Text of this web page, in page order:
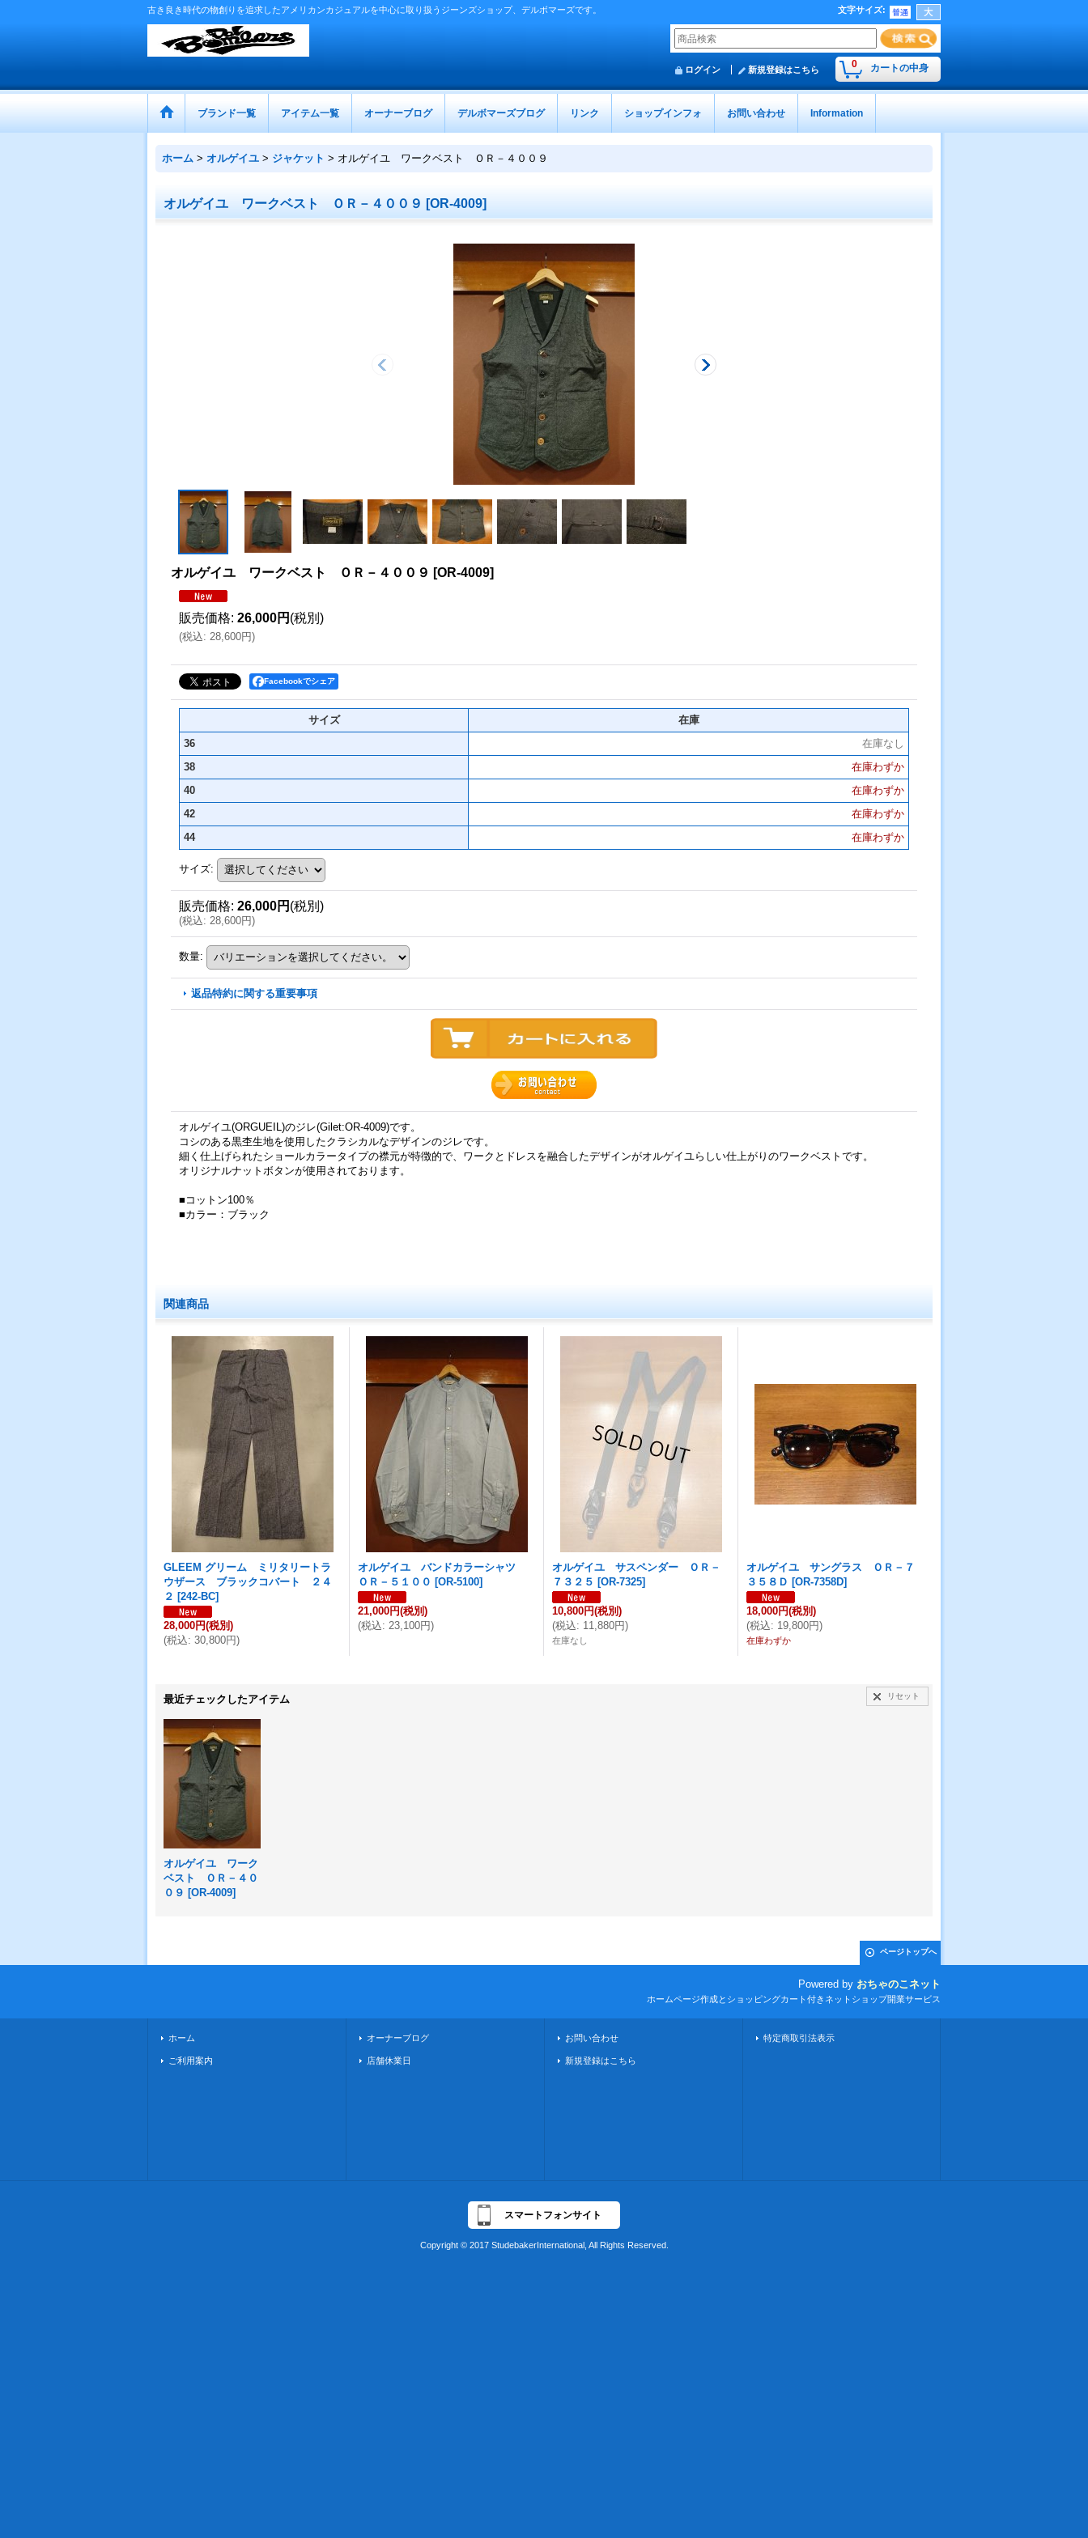
古き良き時代の物創りを追求したアメリカンカジュアルを中心に取り扱うジーンズショップ、デルボマーズです。 文字サイズ:
0 カートの中身
ログイン 新規登録はこちら
ブランド一覧 アイテム一覧 オーナーブログ デルボマーズブログ リンク ショップインフォ お問い合わせ Information
ホーム > オルゲイユ > ジャケット > オルゲイユ ワークベスト ＯＲ－４００９
オルゲイユ ワークベスト ＯＲ－４００９ [OR-4009]
オルゲイユ ワークベスト ＯＲ－４００９ [OR-4009]
販売価格: 26,000円 (税別)
(税込: 28,600円)
Facebookでシェア
サイズ
在庫
36
在庫なし
38
在庫わずか
40
在庫わずか
42
在庫わずか
44
在庫わずか
サイズ:
販売価格: 26,000円 (税別)
(税込: 28,600円)
数量:
返品特約に関する重要事項
オルゲイユ(ORGUEIL)のジレ(Gilet:OR-4009)です。
コシのある黒杢生地を使用したクラシカルなデザインのジレです。
細く仕上げられたショールカラータイプの襟元が特徴的で、ワークとドレスを融合したデザインがオルゲイユらしい仕上がりのワークベストです。
オリジナルナットボタンが使用されております。
■コットン100％
■カラー：ブラック
関連商品
GLEEM グリーム ミリタリートラ
ウザース ブラックコバート ２４
２ [242-BC]
28,000円(税別)
(税込: 30,800円)
オルゲイユ バンドカラーシャツ
ＯＲ－５１００ [OR-5100]
21,000円(税別)
(税込: 23,100円)
オルゲイユ サスペンダー ＯＲ－
７３２５ [OR-7325]
10,800円(税別)
(税込: 11,880円)
在庫なし
オルゲイユ サングラス ＯＲ－７
３５８Ｄ [OR-7358D]
18,000円(税別)
(税込: 19,800円)
在庫わずか
最近チェックしたアイテム リセット
オルゲイユ ワーク
ベスト ＯＲ－４０
０９ [OR-4009]
ページトップへ
Powered by おちゃのこネット
ホームページ作成とショッピングカート付きネットショップ開業サービス
ホーム
ご利用案内
オーナーブログ
店舗休業日
お問い合わせ
新規登録はこちら
特定商取引法表示
スマートフォンサイト
Copyright © 2017 StudebakerInternational, All Rights Reserved.